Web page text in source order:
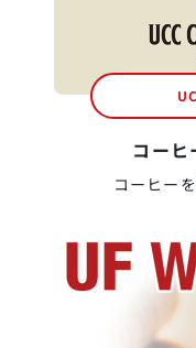
コーヒ
コーヒー